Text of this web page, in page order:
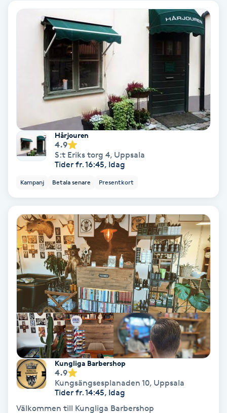
Melasma
Mesoterapi
Mixfransar
Nagelförlängning
Nagelförlängning gelé
Nagelförlängning glasfiber
Nagelförlängning silke
Nagelförstärkning
Nagelklippning
Nagelsvamp
Nageltrång
Hårjouren
4.9
S:t Eriks torg 4, Uppsala
Tider fr. 16:45, Idag
Kampanj Betala senare Presentkort
Kungliga Barbershop
4.9
Kungsängsesplanaden 10, Uppsala
Tider fr. 14:45, Idag
Välkommen till Kungliga Barbershop